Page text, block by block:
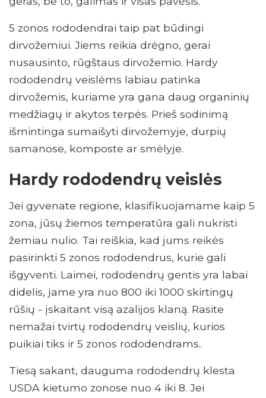
5 zonos rododendrai taip pat būdingi
dirvožemiui. Jiems reikia drėgno, gerai
nusausinto, rūgštaus dirvožemio. Hardy
rododendrų veislėms labiau patinka
dirvožemis, kuriame yra gana daug organinių
medžiagų ir akytos terpės. Prieš sodinimą
išmintinga sumaišyti dirvožemyje, durpių
samanose, komposte ar smėlyje.
Hardy rododendrų veislės
Jei gyvenate regione, klasifikuojamame kaip 5
zona, jūsų žiemos temperatūra gali nukristi
žemiau nulio. Tai reiškia, kad jums reikės
pasirinkti 5 zonos rododendrus, kurie gali
išgyventi. Laimei, rododendrų gentis yra labai
didelis, jame yra nuo 800 iki 1000 skirtingų
rūšių - įskaitant visą azalijos klaną. Rasite
nemažai tvirtų rododendrų veislių, kurios
puikiai tiks ir 5 zonos rododendrams..
Tiesą sakant, dauguma rododendrų klesta
USDA kietumo zonose nuo 4 iki 8. Jei